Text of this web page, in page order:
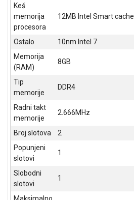
ZA
KUĆU
PRIBOR
BICIKLE
FITNES
ALAT I
BAŠTA
OUTLET
KRIPTO
IGRAČKE
Keš
memorija
procesora
12MB Intel Smart cache
Ostalo
10nm Intel 7
Memorija
(RAM)
8GB
Tip
memorije
DDR4
Radni takt
memorije
2.666MHz
Broj slotova
2
Popunjeni
slotovi
1
Slobodni
slotovi
1